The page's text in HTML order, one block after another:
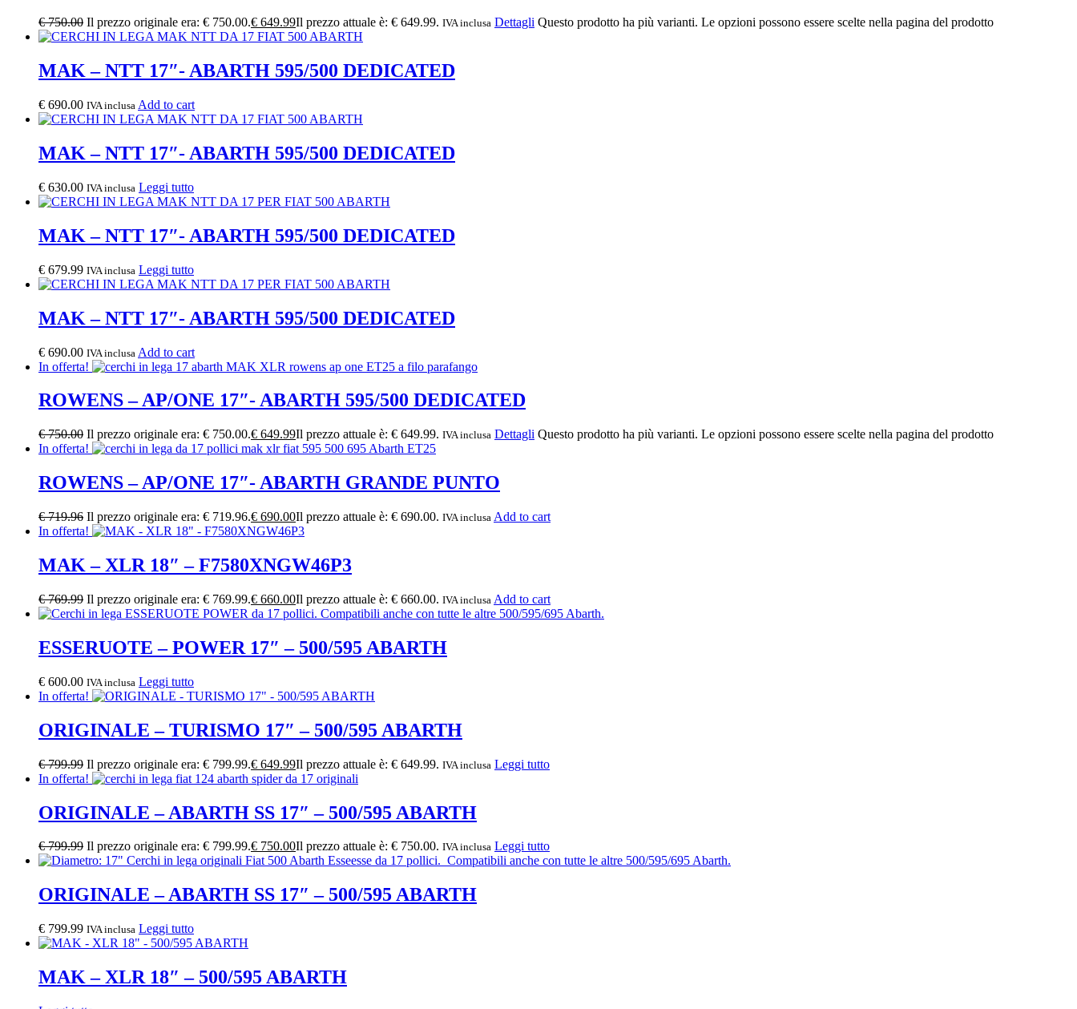
€750.00 Il prezzo originale era: € 750.00.€ 649.99Il prezzo attuale è: € 649.99. IVA inclusa Dettagli Questo prodotto ha più varianti. Le opzioni possono essere scelte nella pagina del prodotto
MAK – NTT 17″- ABARTH 595/500 DEDICATED
€ 690.00 IVA inclusa Add to cart
MAK – NTT 17″- ABARTH 595/500 DEDICATED
€ 630.00 IVA inclusa Leggi tutto
MAK – NTT 17″- ABARTH 595/500 DEDICATED
€ 679.99 IVA inclusa Leggi tutto
MAK – NTT 17″- ABARTH 595/500 DEDICATED
€ 690.00 IVA inclusa Add to cart
In offerta!
ROWENS – AP/ONE 17″- ABARTH 595/500 DEDICATED
€750.00 Il prezzo originale era: € 750.00.€ 649.99Il prezzo attuale è: € 649.99. IVA inclusa Dettagli Questo prodotto ha più varianti. Le opzioni possono essere scelte nella pagina del prodotto
In offerta!
ROWENS – AP/ONE 17″- ABARTH GRANDE PUNTO
€719.96 Il prezzo originale era: € 719.96.€ 690.00Il prezzo attuale è: € 690.00. IVA inclusa Add to cart
In offerta!
MAK – XLR 18″ – F7580XNGW46P3
€769.99 Il prezzo originale era: € 769.99.€ 660.00Il prezzo attuale è: € 660.00. IVA inclusa Add to cart
ESSERUOTE – POWER 17″ – 500/595 ABARTH
€ 600.00 IVA inclusa Leggi tutto
In offerta!
ORIGINALE – TURISMO 17″ – 500/595 ABARTH
€799.99 Il prezzo originale era: € 799.99.€ 649.99Il prezzo attuale è: € 649.99. IVA inclusa Leggi tutto
In offerta!
ORIGINALE – ABARTH SS 17″ – 500/595 ABARTH
€799.99 Il prezzo originale era: € 799.99.€ 750.00Il prezzo attuale è: € 750.00. IVA inclusa Leggi tutto
ORIGINALE – ABARTH SS 17″ – 500/595 ABARTH
€ 799.99 IVA inclusa Leggi tutto
MAK – XLR 18″ – 500/595 ABARTH